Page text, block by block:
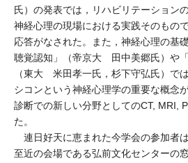
氏）の発表では，リハビリテーション
神経心理の現場における実践そのもの
応答がなされた。また，神経心理の基
聴覚認知」（帝京大 田中美郷氏）や「
（東大 米田孝一氏，杉下守弘氏）で
シコンという神経心理学の重要な概念
診断での新しい分野としてのCT, MRI,
た。
連日好天に恵まれた今学会の参加者
至近の会場である弘前文化センターの